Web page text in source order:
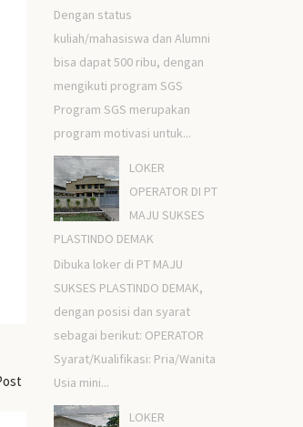
Dengan status
kuliah/mahasiswa dan Alumni
bisa dapat 500 ribu, dengan
mengikuti program SGS
Program SGS merupakan
program motivasi untuk...
LOKER
OPERATOR DI PT
MAJU SUKSES
PLASTINDO DEMAK
Dibuka loker di PT MAJU
SUKSES PLASTINDO DEMAK,
dengan posisi dan syarat
sebagai berikut: OPERATOR
Syarat/Kualifikasi: Pria/Wanita
Usia mini...
LOKER